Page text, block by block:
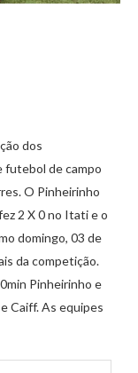
dos
futebol de campo
O Pinheirinho
2 X 0 no Itati e o
domingo, 03 de
da competição.
Pinheirinho e
Caiff. As equipes